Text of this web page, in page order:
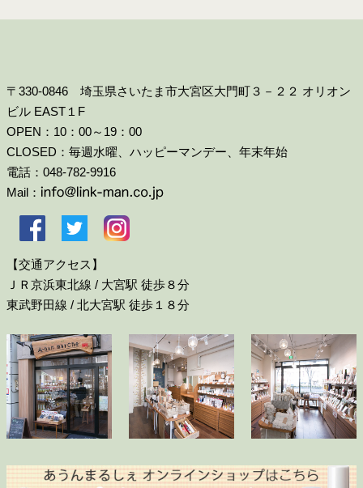
〒330-0846 埼玉県さいたま市大宮区大門町３－２２ オリオン
ビル EAST１F
OPEN：10：00～19：00
CLOSED：毎週水曜、ハッピーマンデー、年末年始
電話：048-782-9916
Mail：
【交通アクセス】
ＪＲ京浜東北線 / 大宮駅 徒歩８分
東武野田線 / 北大宮駅 徒歩１８分